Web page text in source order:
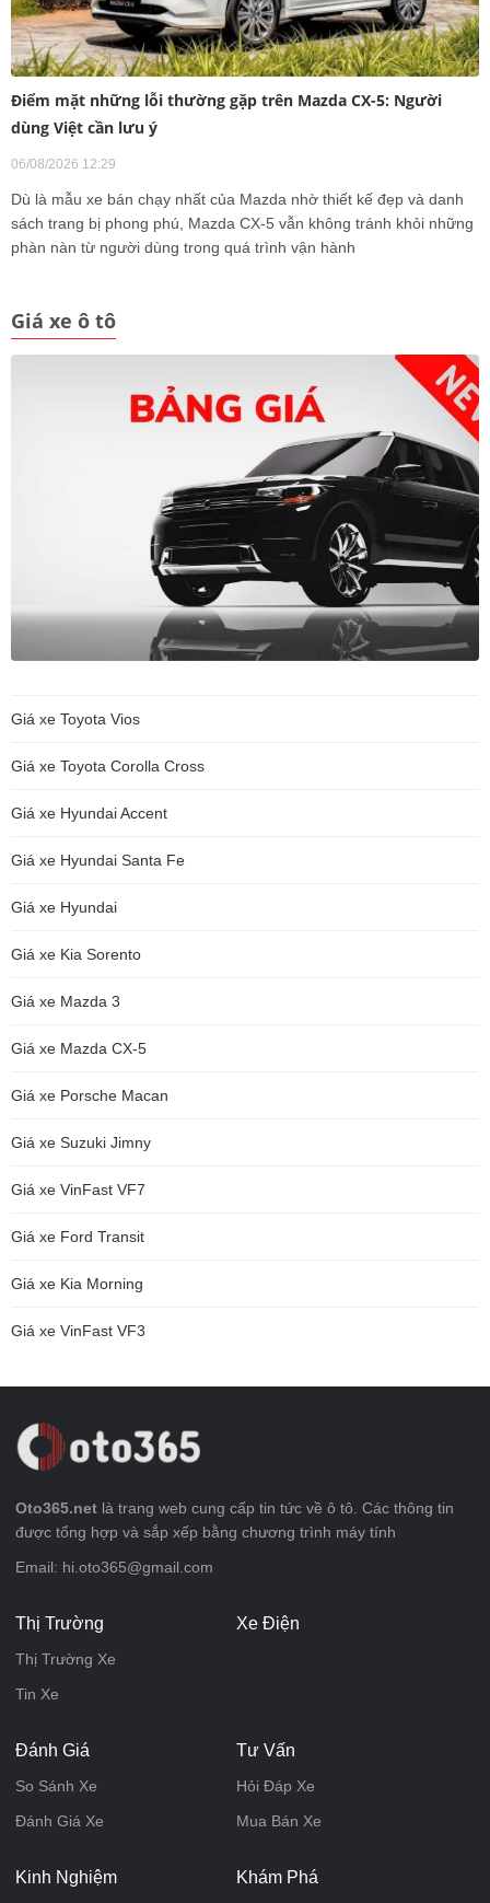
Điểm mặt những lỗi thường gặp trên Mazda CX-5: Người
dùng Việt cần lưu ý
06/08/2026 12:29
Dù là mẫu xe bán chạy nhất của Mazda nhờ thiết kế đẹp và danh
sách trang bị phong phú, Mazda CX-5 vẫn không tránh khỏi những
phàn nàn từ người dùng trong quá trình vận hành
Giá xe ô tô
Giá xe Toyota Vios
Giá xe Toyota Corolla Cross
Giá xe Hyundai Accent
Giá xe Hyundai Santa Fe
Giá xe Hyundai
Giá xe Kia Sorento
Giá xe Mazda 3
Giá xe Mazda CX-5
Giá xe Porsche Macan
Giá xe Suzuki Jimny
Giá xe VinFast VF7
Giá xe Ford Transit
Giá xe Kia Morning
Giá xe VinFast VF3
Oto365.net là trang web cung cấp tin tức về ô tô. Các thông tin
được tổng hợp và sắp xếp bằng chương trình máy tính
Email: hi.oto365@gmail.com
Thị Trường
Thị Trường Xe
Tin Xe
Xe Điện
Đánh Giá
So Sánh Xe
Đánh Giá Xe
Tư Vấn
Hỏi Đáp Xe
Mua Bán Xe
Kinh Nghiệm Khám Phá